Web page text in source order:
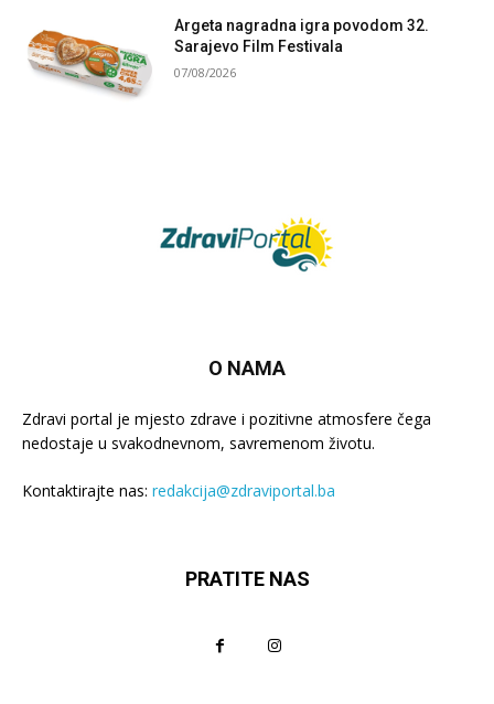
Argeta nagradna igra povodom 32.
Sarajevo Film Festivala
07/08/2026
O NAMA
Zdravi portal je mjesto zdrave i pozitivne atmosfere čega
nedostaje u svakodnevnom, savremenom životu.
Kontaktirajte nas: redakcija@zdraviportal.ba
PRATITE NAS